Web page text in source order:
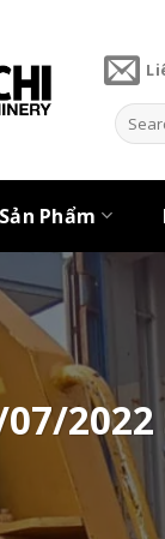
Search
for:
Sản Phẩm
2022